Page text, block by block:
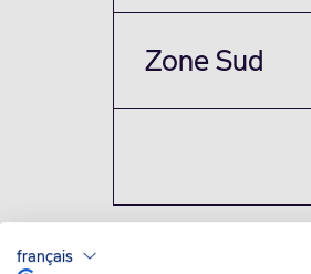
Zone Sud
français